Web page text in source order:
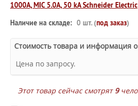
1000А, MIC 5.0A, 50 kA Schneider Electric
Наличие на складе: 0 шт. (под заказ)
Стоимость товара и информация о
Цена по запросу.
Этот товар сейчас смотрят 9